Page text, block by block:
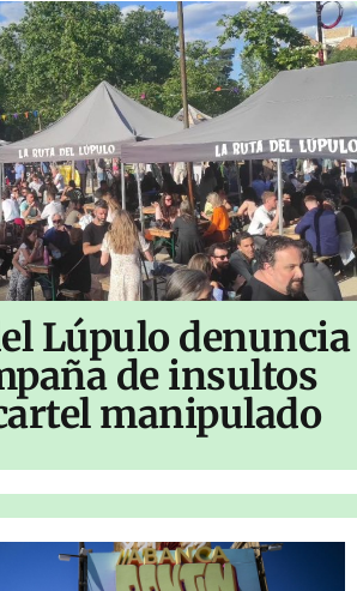
Lúpulo denuncia
de insultos
manipulado